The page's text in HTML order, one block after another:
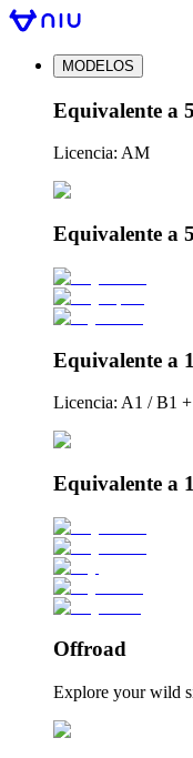
MODELOS
Equivalente a
Licencia: AM
Equivalente a
Equivalente a
Licencia: A1 / B1 +
Equivalente a
Offroad
Explore your wild